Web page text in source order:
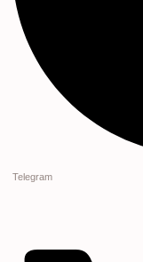
Telegram